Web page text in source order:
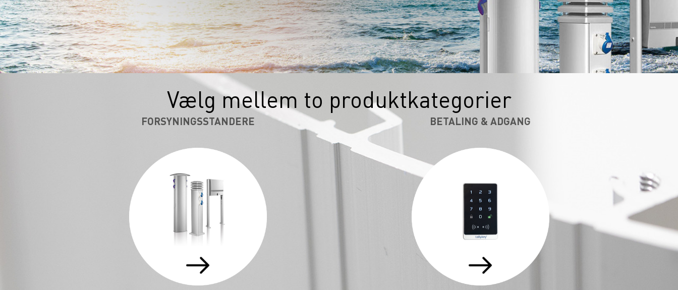
Vælg mellem to produktkategorier
FORSYNINGSSTANDERE BETALING & ADGANG